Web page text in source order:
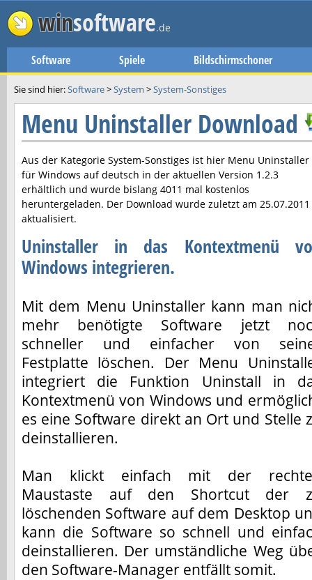
winsoftware.de
Software Spiele Bildschirmschoner
Sie sind hier:Software>System >System-Sonstiges
Menu Uninstaller Download
Aus der Kategorie System-Sonstiges ist hier Menu Uninstaller
für Windows auf deutsch in der aktuellen Version 1.2.3
erhältlich und wurde bislang 4011 mal kostenlos
heruntergeladen. Der Download wurde zuletzt am 25.07.2011
aktualisiert.
Uninstaller in das Kontextmenü
Windows integrieren.
Mit dem Menu Uninstaller kann man
mehr benötigte Software jetzt
schneller und einfacher von
Festplatte löschen. Der Menu
integriert die Funktion Uninstall in
Kontextmenü von Windows und
es eine Software direkt an Ort und Stelle
deinstallieren.
Man klickt einfach mit der
Maustaste auf den Shortcut der
löschenden Software auf dem Desktop
kann die Software so schnell und
deinstallieren. Der umständliche Weg
den Software-Manager entfällt somit.